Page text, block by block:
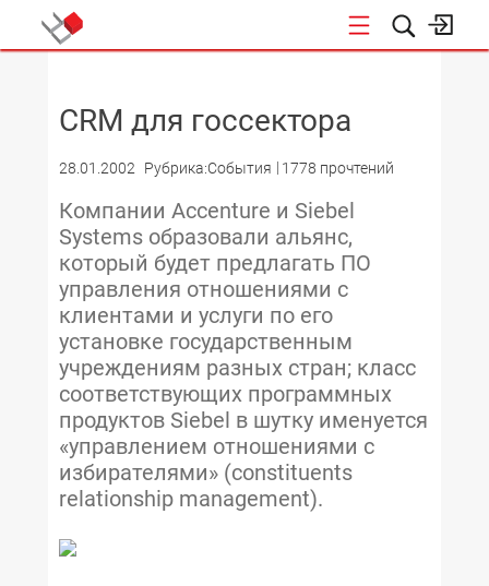
CRM для госсектора
28.01.2002 Рубрика:События 1778 прочтений
Компании Accenture и Siebel
Systems образовали альянс,
который будет предлагать ПО
управления отношениями с
клиентами и услуги по его
установке государственным
учреждениям разных стран; класс
соответствующих программных
продуктов Siebel в шутку именуется
«управлением отношениями с
избирателями» (constituents
relationship management).